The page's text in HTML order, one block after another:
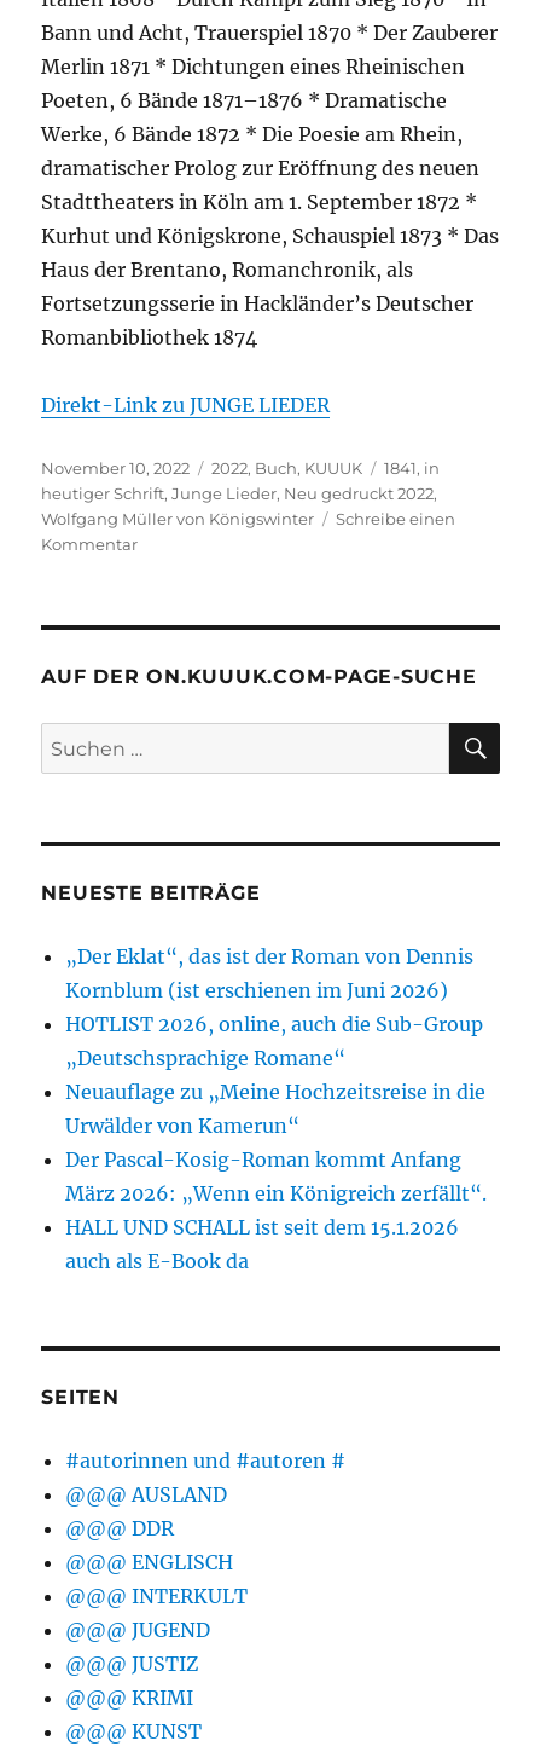
Bann und Acht, Trauerspiel 1870 * Der Zauberer
Merlin 1871 * Dichtungen eines Rheinischen
Poeten, 6 Bände 1871–1876 * Dramatische
Werke, 6 Bände 1872 * Die Poesie am Rhein,
dramatischer Prolog zur Eröffnung des neuen
Stadttheaters in Köln am 1. September 1872 *
Kurhut und Königskrone, Schauspiel 1873 * Das
Haus der Brentano, Romanchronik, als
Fortsetzungsserie in Hackländer’s Deutscher
Romanbibliothek 1874
Direkt-Link zu JUNGE LIEDER
Veröffentlicht
am
November 10, 2022 Kategorien
2022, Buch, KUUUK Schlagwörter
1841, in
heutiger Schrift,Junge Lieder, Neu gedruckt 2022,
Wolfgang Müller von Königswinter
Schreibe einen
Kommentarzu
erscheint
JUNGE
1841
AUF DER ON.KUUUK.COM-PAGE-SUCHE
Suchen
nach:
NEUESTE BEITRÄGE
„Der Eklat“, das ist der Roman von Dennis
Kornblum (ist erschienen im Juni 2026)
HOTLIST 2026, online, auch die Sub-Group
„Deutschsprachige Romane“
Neuauflage zu „Meine Hochzeitsreise in die
Urwälder von Kamerun“
Der Pascal-Kosig-Roman kommt Anfang
März 2026: „Wenn ein Königreich zerfällt“.
HALL UND SCHALL ist seit dem 15.1.2026
auch als E-Book da
SEITEN
#autorinnen und #autoren #
@@@ AUSLAND
@@@ DDR
@@@ ENGLISCH
@@@ INTERKULT
@@@ JUGEND
@@@ JUSTIZ
@@@ KRIMI
@@@ KUNST